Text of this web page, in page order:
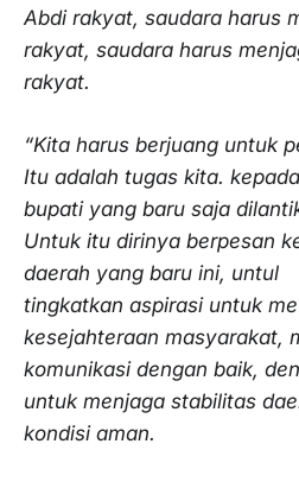
Abdi rakyat, saudara harus
rakyat, saudara harus
rakyat.
“Kita harus berjuang untuk
Itu adalah tugas kita.
bupati yang baru saja
Untuk itu dirinya berpesan
daerah yang baru ini, untul
tingkatkan aspirasi untuk
kesejahteraan masyarakat,
komunikasi dengan baik,
untuk menjaga stabilitas
kondisi aman.